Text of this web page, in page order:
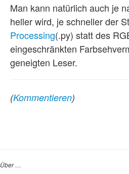
Man kann natürlich auch je
heller wird, je schneller der
Processing(.py) statt des
eingeschränkten
geneigten Leser.
(Kommentieren)
Über …